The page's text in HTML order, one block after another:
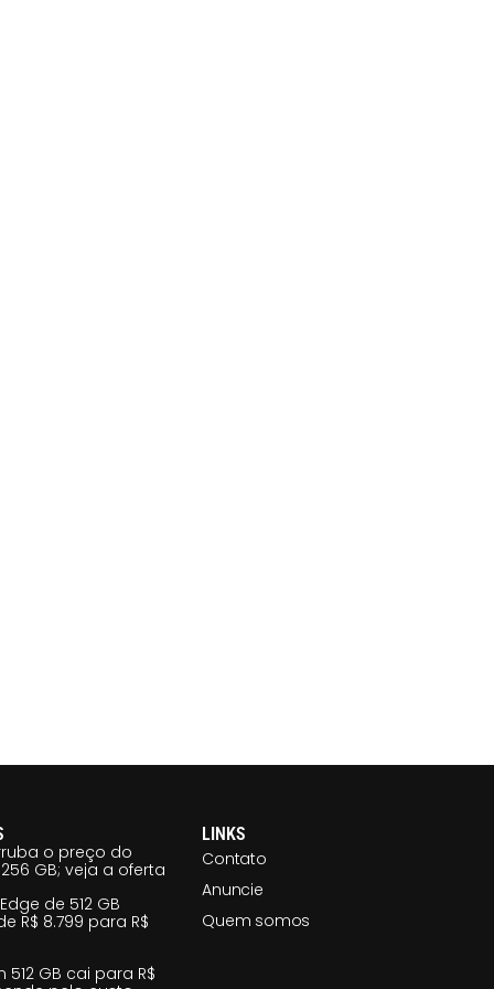
o preço do
GB; veja a oferta
de 512 GB
R$ 8.799 para R$
GB cai para R$
LINKS
Contato
Anuncie
Quem somos